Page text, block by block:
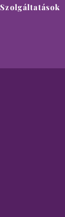
Szolgáltatások